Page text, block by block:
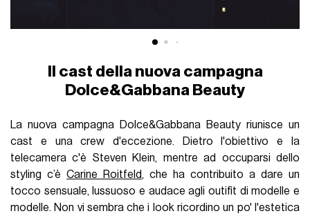
Il cast della nuova campagna
Dolce&Gabbana Beauty
La nuova campagna Dolce&Gabbana Beauty riunisce un
cast e una crew d'eccezione. Dietro l'obiettivo e la
telecamera c'è Steven Klein, mentre ad occuparsi dello
styling c’èCarine Roitfeld, che ha contribuito a dare un
tocco sensuale, lussuoso e audace agli outifit di modelle e
modelle. Non vi sembra che i look ricordino un po' l'estetica